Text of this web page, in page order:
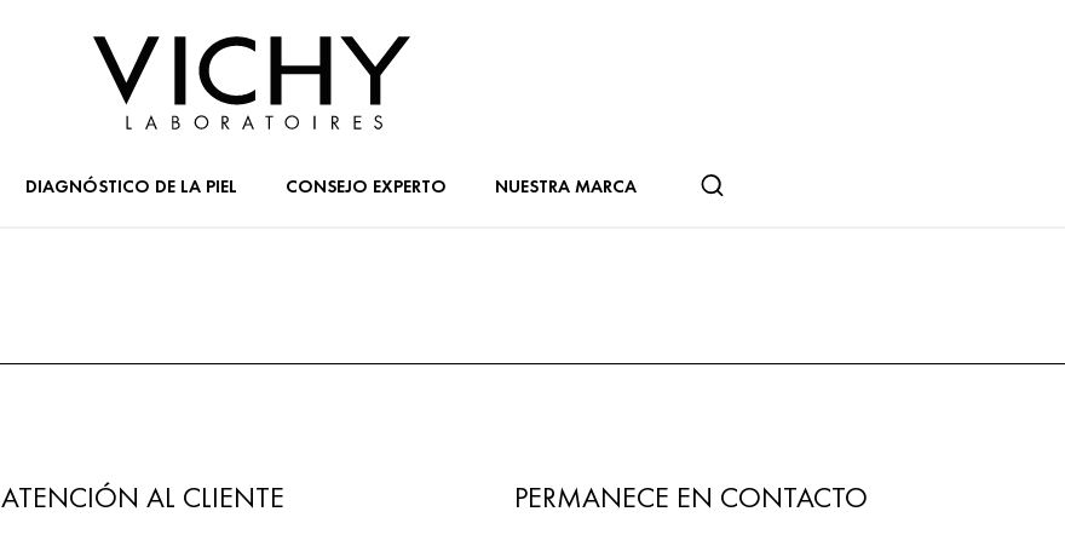
DIAGNÓSTICO DE LA PIEL CONSEJO EXPERTO NUESTRA MARCA
ATENCIÓN AL CLIENTE PERMANECE EN CONTACTO